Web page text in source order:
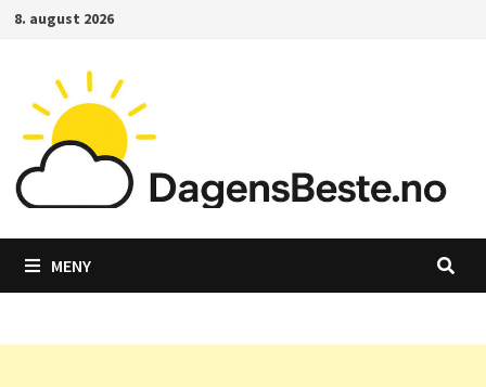
Gå8. august 2026
MENY